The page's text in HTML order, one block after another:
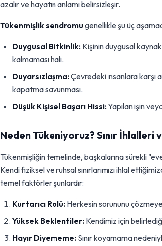
azalır ve hayatın anlamı belirsizleşir.
Tükenmişlik sendromu genellikle şu üç
Duygusal Bitkinlik: Kişinin duygusal
kalmaması hali.
Duyarsızlaşma:Çevredeki insanlara karşı
kapatma savunması.
Düşük Kişisel Başarı Hissi:Yapılan işin
Neden Tükeniyoruz? Sınır İhlalleri
Tükenmişliğin temelinde, başkalarına sürekli
Kendi fiziksel ve ruhsal sınırlarımızı ihlal
temel faktörler şunlardır:
Kurtarıcı Rolü: Herkesin sorununu
Yüksek Beklentiler: Kendimiz için
Hayır Diyememe: Sınır koyamama